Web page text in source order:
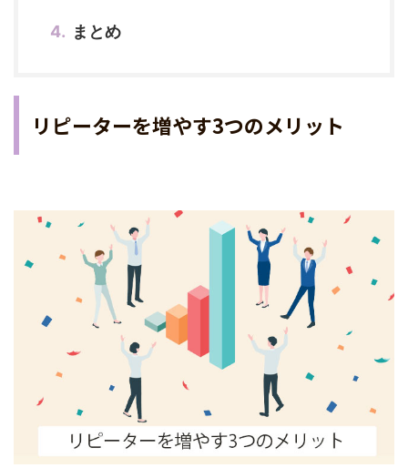
まとめ
リピーターを増やす3つのメリット